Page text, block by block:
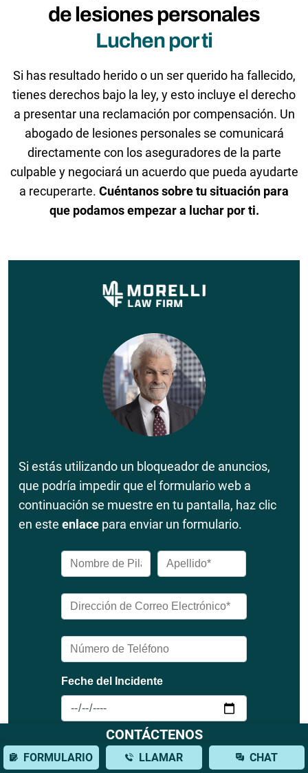
de lesiones personales
Luchen por ti
Si has resultado herido o un ser querido ha fallecido,
tienes derechos bajo la ley, y esto incluye el derecho
a presentar una reclamación por compensación. Un
abogado de lesiones personales se comunicará
directamente con los aseguradores de la parte
culpable y negociará un acuerdo que pueda ayudarte
a recuperarte. Cuéntanos sobre tu situación para
que podamos empezar a luchar por ti.
Si estás utilizando un bloqueador de anuncios,
que podría impedir que el formulario web a
continuación se muestre en tu pantalla, haz clic
en este enlace para enviar un formulario.
CONTÁCTENOS
FORMULARIO LLAMAR CHAT